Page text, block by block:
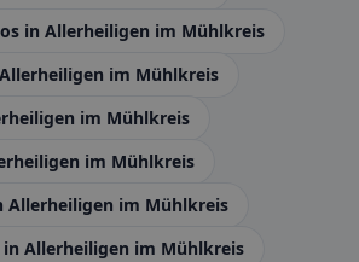
in Allerheiligen im Mühlkreis
im Mühlkreis
im Mühlkreis
im Mühlkreis
Allerheiligen im Mühlkreis
in Allerheiligen im Mühlkreis